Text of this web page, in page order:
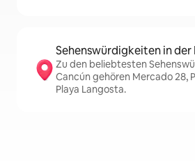
Sehenswürdigkeiten in der
Zu den beliebtesten
Cancún gehören Mercado 28,
Playa Langosta.